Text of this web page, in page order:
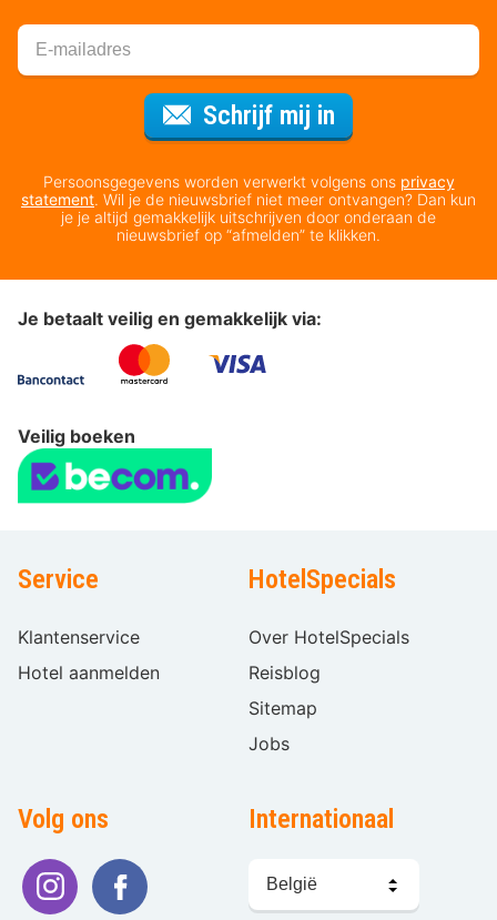
Schrijf mij in
Persoonsgegevens worden verwerkt volgens ons privacy
statement. Wil je de nieuwsbrief niet meer ontvangen? Dan kun
je je altijd gemakkelijk uitschrijven door onderaan de
nieuwsbrief op “afmelden” te klikken.
Je betaalt veilig en gemakkelijk via:
Veilig boeken
Service
Klantenservice
Hotel aanmelden
HotelSpecials
Over HotelSpecials
Reisblog
Sitemap
Jobs
Volg ons Internationaal
kiezen